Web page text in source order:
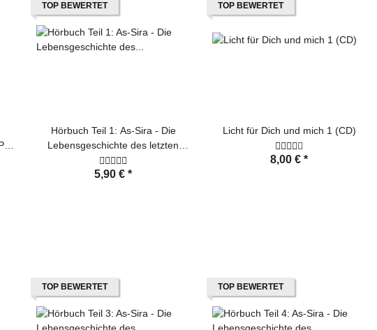
TOP BEWERTET
Hörbuch Teil 1: As-Sira - Die
Lebensgeschichte des letzten
Propheten
5,90 € *
TOP BEWERTET
Licht für Dich und mich 1 (CD)
8,00 € *
TOP BEWERTET TOP BEWERTET